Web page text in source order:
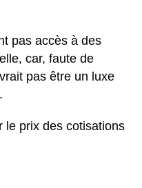
pas accès à des
car, faute de
pas être un luxe
le prix des cotisations